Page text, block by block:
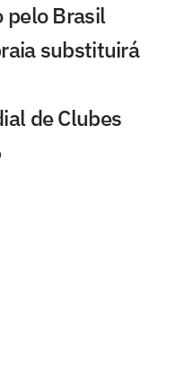
pelo Brasil
substituirá
de Clubes